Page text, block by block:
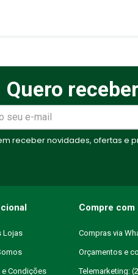
a 5 estrelas
Quero
receber novidades, ofertas e
Lojas
e Condições
Compre com
Compras via
Orçamentos e
Telemarketing: